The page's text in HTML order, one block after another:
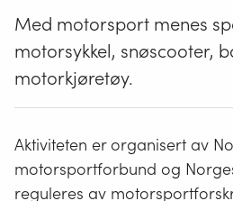
Med motorsport menes
motorsykkel, snøscooter,
motorkjøretøy.
Aktiviteten er organisert av
motorsportforbund og
reguleres av